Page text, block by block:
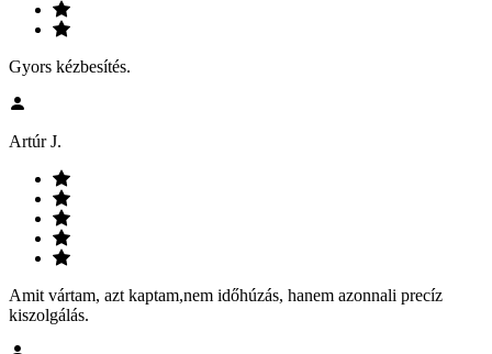
Gyors kézbesítés.
Artúr J.
Amit vártam, azt kaptam,nem időhúzás, hanem azonnali precíz
kiszolgálás.